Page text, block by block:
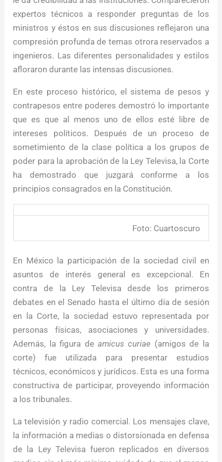
expertos técnicos a responder preguntas de los
ministros y éstos en sus discusiones reflejaron una
compresión profunda de temas otrora reservados a
ingenieros. Las diferentes personalidades y estilos
afloraron durante las intensas discusiones.
En este proceso histórico, el sistema de pesos y
contrapesos entre poderes demostró lo importante
que es que al menos uno de ellos esté libre de
intereses políticos. Después de un proceso de
sometimiento de la clase política a los grupos de
poder para la aprobación de la Ley Televisa, la Corte
ha demostrado que juzgará conforme a los
principios consagrados en la Constitución.
Foto: Cuartoscuro
En México la participación de la sociedad civil en
asuntos de interés general es excepcional. En
contra de la Ley Televisa desde los primeros
debates en el Senado hasta el último día de sesión
en la Corte, la sociedad estuvo representada por
personas físicas, asociaciones y universidades.
Además, la figura de amicus curiae (amigos de la
corte) fue utilizada para presentar estudios
técnicos, económicos y jurídicos. Esta es una forma
constructiva de participar, proveyendo información
a los tribunales.
La televisión y radio comercial. Los mensajes clave,
la información a medias o distorsionada en defensa
de la Ley Televisa fueron replicados en diversos